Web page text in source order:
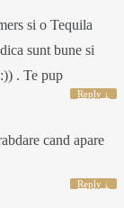
si o Tequila
sunt bune si
. Te pup
Reply ↓
cand apare
Reply ↓